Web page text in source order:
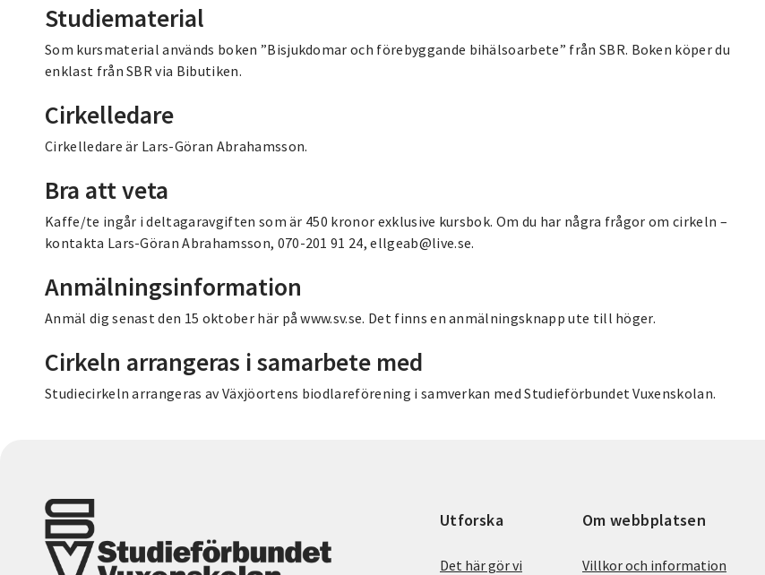
Studiematerial
Som kursmaterial används boken ”Bisjukdomar och förebyggande bihälsoarbete” från SBR. Boken köper du
enklast från SBR via Bibutiken.
Cirkelledare
Cirkelledare är Lars-Göran Abrahamsson.
Bra att veta
Kaffe/te ingår i deltagaravgiften som är 450 kronor exklusive kursbok. Om du har några frågor om cirkeln –
kontakta Lars-Göran Abrahamsson, 070-201 91 24, ellgeab@live.se.
Anmälningsinformation
Anmäl dig senast den 15 oktober här på www.sv.se. Det finns en anmälningsknapp ute till höger.
Cirkeln arrangeras i samarbete med
Studiecirkeln arrangeras av Växjöortens biodlareförening i samverkan med Studieförbundet Vuxenskolan.
Utforska
Det här gör vi
Om webbplatsen
Villkor och information